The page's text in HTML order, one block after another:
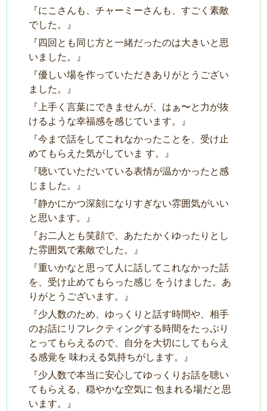
『にこさんも、チャーミーさんも、すごく素敵
でした。』
『四回とも同じ⽅と⼀緒だったのは⼤きいと思
いました。』
『優しい場を作っていただきありがとうござい
ました。』
『上⼿く⾔葉にできませんが、はぁ〜と⼒が抜
けるような幸福感を感じています。』
『今まで話をしてこれなかったことを、受け⽌
めてもらえた気がしていま す。』
『聴いていただいている表情が温かかったと感
じました。』
『静かにかつ深刻になりすぎない雰囲気がいい
と思います。』
『お⼆⼈とも笑顔で、あたたかくゆったりとし
た雰囲気で素敵でした。』
『重いかなと思って⼈に話してこれなかった話
を、受け⽌めてもらった感じ をうけました。あ
りがとうございます。』
『少⼈数のため、ゆっくりと話す時間や、相⼿
のお話にリフレクティングする時間をたっぷり
とってもらえるので、⾃分を⼤切にしてもらえ
る感覚を 味わえる気持ちがします。』
『少⼈数で本当に安⼼してゆっくりお話を聴い
てもらえる、穏やかな空気に 包まれる場だと思
います。』